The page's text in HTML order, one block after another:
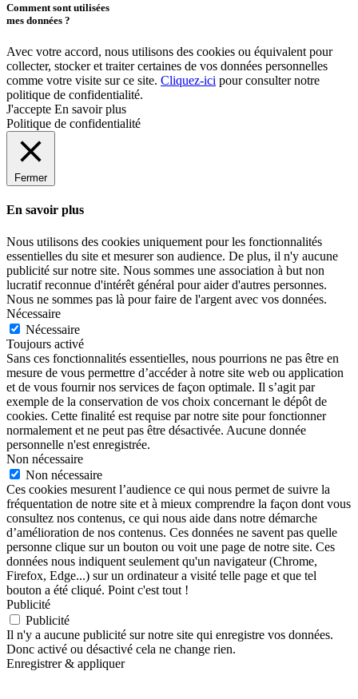
Comment sont utilisées
mes données ?
Avec votre accord, nous utilisons des cookies ou équivalent pour
collecter, stocker et traiter certaines de vos données personnelles
comme votre visite sur ce site. Cliquez-ici pour consulter notre
politique de confidentialité.
J'accepte En savoir plus
Politique de confidentialité
Fermer
En savoir plus
Nous utilisons des cookies uniquement pour les fonctionnalités
essentielles du site et mesurer son audience. De plus, il n'y aucune
publicité sur notre site. Nous sommes une association à but non
lucratif reconnue d'intérêt général pour aider d'autres personnes.
Nous ne sommes pas là pour faire de l'argent avec vos données.
Nécessaire
Nécessaire
Toujours activé
Sans ces fonctionnalités essentielles, nous pourrions ne pas être en
mesure de vous permettre d’accéder à notre site web ou application
et de vous fournir nos services de façon optimale. Il s’agit par
exemple de la conservation de vos choix concernant le dépôt de
cookies. Cette finalité est requise par notre site pour fonctionner
normalement et ne peut pas être désactivée. Aucune donnée
personnelle n'est enregistrée.
Non nécessaire
Non nécessaire
Ces cookies mesurent l’audience ce qui nous permet de suivre la
fréquentation de notre site et à mieux comprendre la façon dont vous
consultez nos contenus, ce qui nous aide dans notre démarche
d’amélioration de nos contenus. Ces données ne savent pas quelle
personne clique sur un bouton ou voit une page de notre site. Ces
données nous indiquent seulement qu'un navigateur (Chrome,
Firefox, Edge...) sur un ordinateur a visité telle page et que tel
bouton a été cliqué. Point c'est tout !
Publicité
Publicité
Il n'y a aucune publicité sur notre site qui enregistre vos données.
Donc activé ou désactivé cela ne change rien.
Enregistrer & appliquer